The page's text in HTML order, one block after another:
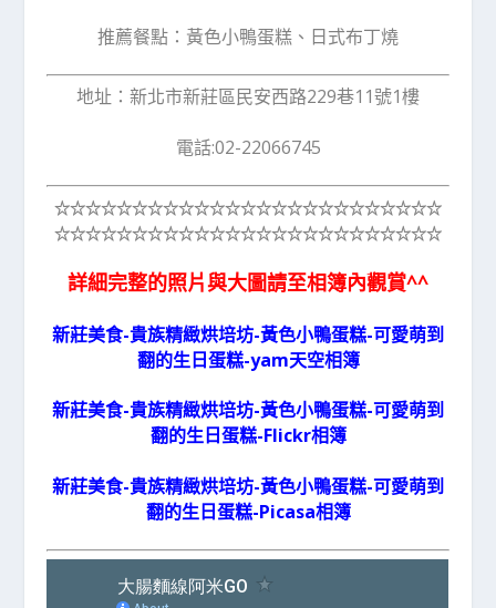
推薦餐點：黃色小鴨蛋糕、日式布丁燒
地址：新北市新莊區民安西路229巷11號1樓
電話:02-22066745
☆☆☆☆☆☆☆☆☆☆☆☆☆☆☆☆☆☆☆☆☆☆☆☆☆
☆☆☆☆☆☆☆☆☆☆☆☆☆☆☆☆☆☆☆☆☆☆☆☆☆
詳細完整的照片與大圖請至相簿內觀賞^^
新莊美食-貴族精緻烘培坊-黃色小鴨蛋糕-可愛萌到
翻的生日蛋糕-yam天空相簿
新莊美食-貴族精緻烘培坊-黃色小鴨蛋糕-可愛萌到
翻的生日蛋糕-Flickr相簿
新莊美食-貴族精緻烘培坊-黃色小鴨蛋糕-可愛萌到
翻的生日蛋糕-Picasa相簿